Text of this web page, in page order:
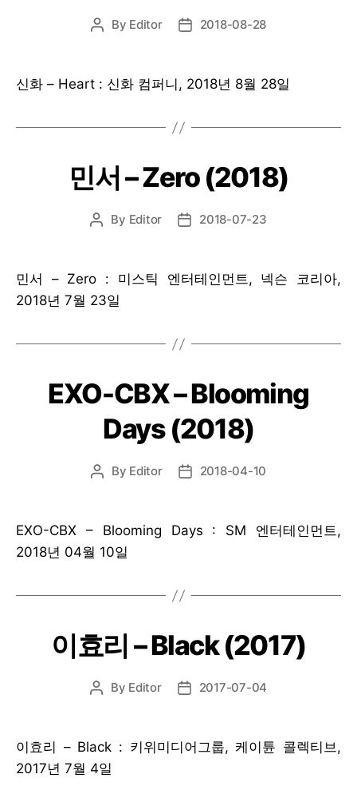
Post
By Editor
Post2018-08-28
신화 – Heart : 신화 컴퍼니, 2018년 8월 28일
민서 – Zero (2018)
Post
By Editor
Post2018-07-23
민서 – Zero : 미스틱 엔터테인먼트, 넥슨 코리아,
2018년 7월 23일
EXO-CBX – Blooming
Days (2018)
Post
By Editor
Post2018-04-10
EXO-CBX – Blooming Days : SM 엔터테인먼트,
2018년 04월 10일
이효리 – Black (2017)
Post
By Editor
Post2017-07-04
이효리 – Black : 키위미디어그룹, 케이튠 콜렉티브,
2017년 7월 4일